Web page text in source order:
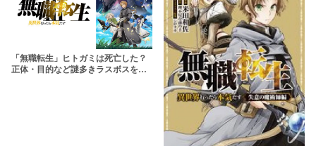
「無職転生」ヒトガミは死亡した？
正体・目的など謎多きラスボスをネ